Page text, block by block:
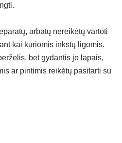
ar­ba­tų ne­rei­kė­tų var­to­ti
kai ku­rio­mis inks­tų li­go­mis.
bet gy­dan­tis jo la­pais,
ar pin­ti­mis rei­kė­tų pa­si­tar­ti su